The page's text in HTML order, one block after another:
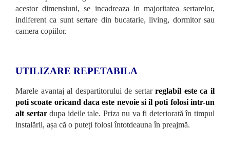
acestor dimensiuni, se incadreaza in majoritatea sertarelor,
indiferent ca sunt sertare din bucatarie, living, dormitor sau
camera copiilor.
UTILIZARE REPETABILA
Marele avantaj al despartitorului de sertarreglabil este ca il
poti scoate oricand daca este nevoie si il poti folosi intr-un
alt sertardupa ideile tale. Priza nu va fi deteriorată în timpul
instalării, așa că o puteți folosi întotdeauna în preajmă.